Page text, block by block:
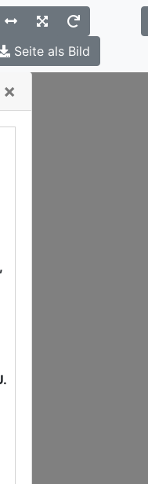
×
Seite als Bild